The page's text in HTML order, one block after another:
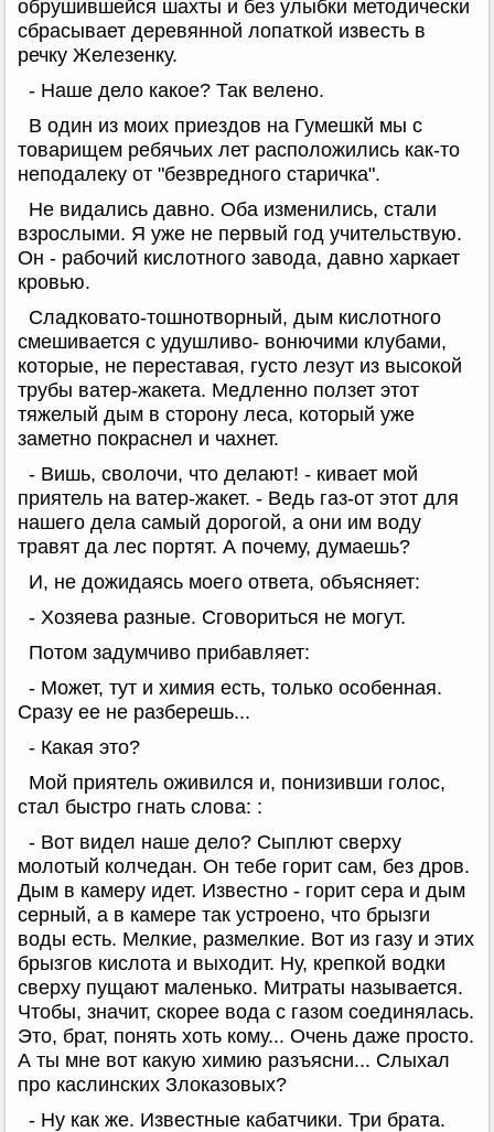
обрушившейся шахты и без улыбки методически
сбрасывает деревянной лопаткой известь в
речку Железенку.
- Наше дело какое? Так велено.
В один из моих приездов на Гумешкй мы с
товарищем ребячьих лет расположились как-то
неподалеку от "безвредного старичка".
Не видались давно. Оба изменились, стали
взрослыми. Я уже не первый год учительствую.
Он - рабочий кислотного завода, давно харкает
кровью.
Сладковато-тошнотворный, дым кислотного
смешивается с удушливо- вонючими клубами,
которые, не переставая, густо лезут из высокой
трубы ватер-жакета. Медленно ползет этот
тяжелый дым в сторону леса, который уже
заметно покраснел и чахнет.
- Вишь, сволочи, что делают! - кивает мой
приятель на ватер-жакет. - Ведь газ-от этот для
нашего дела самый дорогой, а они им воду
травят да лес портят. А почему, думаешь?
И, не дожидаясь моего ответа, объясняет:
- Хозяева разные. Сговориться не могут.
Потом задумчиво прибавляет:
- Может, тут и химия есть, только особенная.
Сразу ее не разберешь...
- Какая это?
Мой приятель оживился и, понизивши голос,
стал быстро гнать слова: :
- Вот видел наше дело? Сыплют сверху
молотый колчедан. Он тебе горит сам, без дров.
Дым в камеру идет. Известно - горит сера и дым
серный, а в камере так устроено, что брызги
воды есть. Мелкие, размелкие. Вот из газу и этих
брызгов кислота и выходит. Ну, крепкой водки
сверху пущают маленько. Митраты называется.
Чтобы, значит, скорее вода с газом соединялась.
Это, брат, понять хоть кому... Очень даже просто.
А ты мне вот какую химию разъясни... Слыхал
про каслинских Злоказовых?
- Ну как же. Известные кабатчики. Три брата.